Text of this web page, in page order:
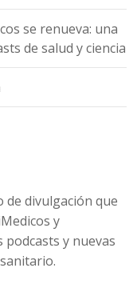
se renueva: una
de salud y ciencia
de divulgación que
y
y nuevas